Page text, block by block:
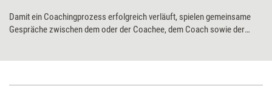
Damit ein Coachingprozess erfolgreich verläuft, spielen gemeinsame
Gespräche zwischen dem oder der Coachee, dem Coach sowie der